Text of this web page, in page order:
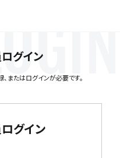
グイン
またはログインが必要です。
グイン